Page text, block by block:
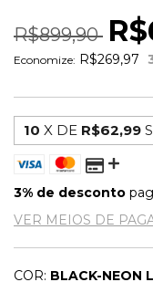
R$899,90
Economize: R$269,97
10 X DE R$62,99
3% de desconto
VER MEIOS DE
COR: BLACK-NEON